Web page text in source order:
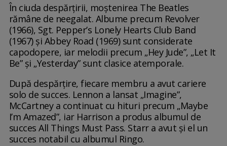
În ciuda despărțirii, moștenirea The Beatles
rămâne de neegalat. Albume precum Revolver
(1966), Sgt. Pepper’s Lonely Hearts Club Band
(1967) și Abbey Road (1969) sunt considerate
capodopere, iar melodii precum „Hey Jude”, „Let It
Be” și „Yesterday” sunt clasice atemporale.
După despărțire, fiecare membru a avut cariere
solo de succes. Lennon a lansat „Imagine”,
McCartney a continuat cu hituri precum „Maybe
I’m Amazed”, iar Harrison a produs albumul de
succes All Things Must Pass. Starr a avut și el un
succes notabil cu albumul Ringo.